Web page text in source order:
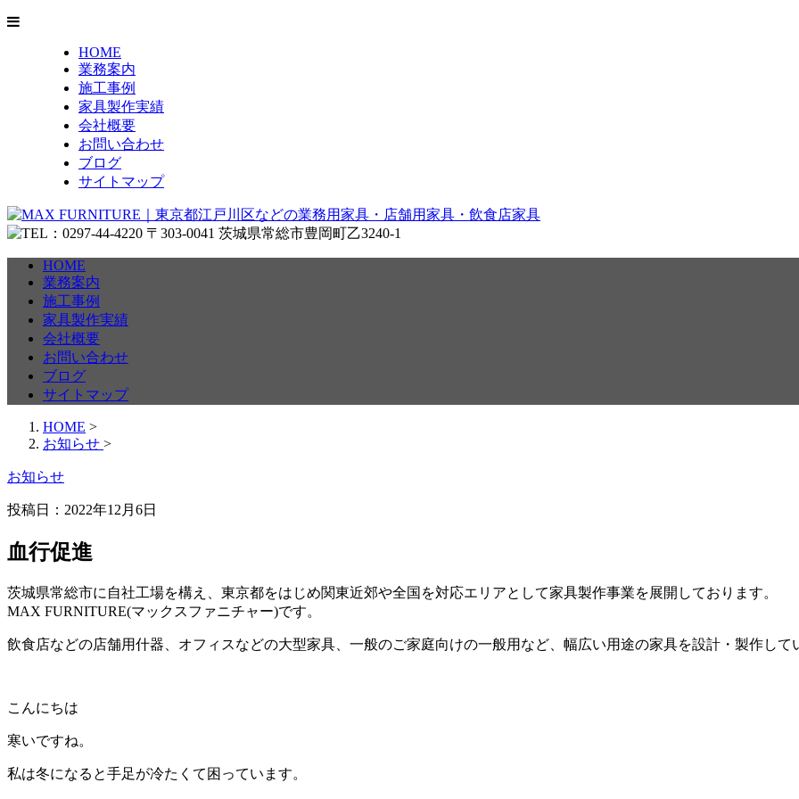
HOME
業務案内
施工事例
家具製作実績
会社概要
お問い合わせ
ブログ
サイトマップ
HOME
業務案内
施工事例
家具製作実績
会社概要
お問い合わせ
ブログ
サイトマップ
HOME >
お知らせ >
お知らせ
投稿日： 2022年12月6日
血行促進
茨城県常総市に自社工場を構え、東京都をはじめ関東近郊や全国を対応エリアとして家具製作事業を展開しております。
MAX FURNITURE(マックスファニチャー)です。
飲食店などの店舗用什器、オフィスなどの大型家具、一般のご家庭向けの一般用など、幅広い用途の家具を設計・製作して
こんにちは
寒いですね。
私は冬になると手足が冷たくて困っています。